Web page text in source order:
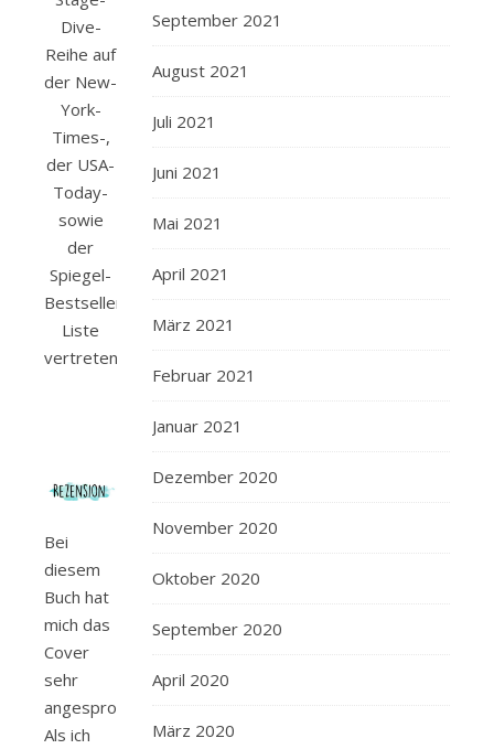
Dive-
Reihe auf
der New-
York-
Times-,
der USA-
Today-
sowie
der
Spiegel-
Bestseller-
Liste
vertreten.
Bei
diesem
Buch hat
mich das
Cover
sehr
angesprochen.
Als ich
September 2021
August 2021
Juli 2021
Juni 2021
Mai 2021
April 2021
März 2021
Februar 2021
Januar 2021
Dezember 2020
November 2020
Oktober 2020
September 2020
April 2020
März 2020